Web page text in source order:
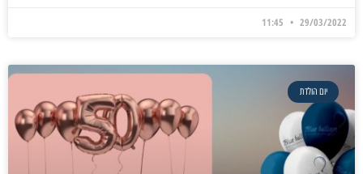
29/03/2022
יום הולדת